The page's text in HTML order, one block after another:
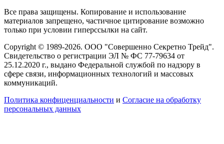
Все права защищены. Копирование и использование
материалов запрещено, частичное цитирование возможно
только при условии гиперссылки на сайт.
Copyright © 1989-2026. ООО "Совершенно Секретно Трейд".
Свидетельство о регистрации ЭЛ № ФС 77-79634 от
25.12.2020 г., выдано Федеральной службой по надзору в
сфере связи, информационных технологий и массовых
коммуникаций.
Политика конфиценциальности и Согласие на обработку
персональных данных